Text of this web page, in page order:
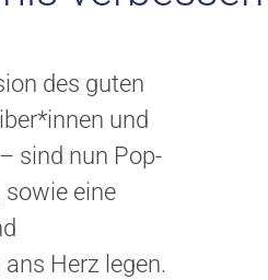
des guten
und
sind nun Pop-
sowie eine
Herz legen.